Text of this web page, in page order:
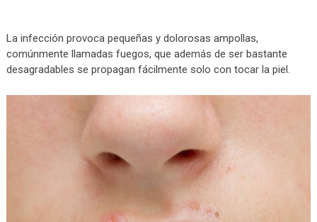
La infección provoca pequeñas y dolorosas ampollas,
comúnmente llamadas fuegos, que además de ser bastante
desagradables se propagan fácilmente solo con tocar la piel.